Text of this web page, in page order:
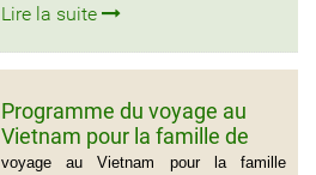
Lire la suite
Programme du voyage au
Vietnam pour la famille de
Mme BEAUGRAND
voyage au Vietnam pour la famille